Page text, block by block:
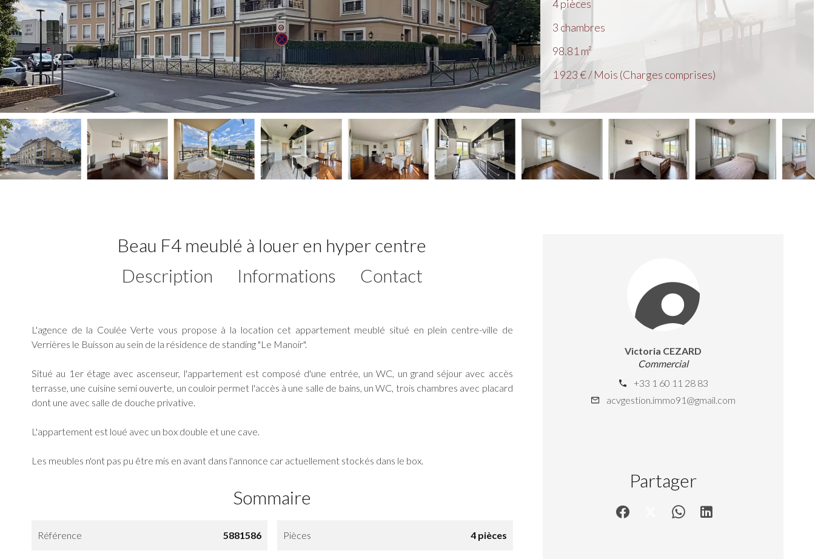
4 pièces
3 chambres
98.81 m²
1 923 € / Mois (Charges comprises)
Beau F4 meublé à louer en hyper centre
Description
Informations Contact
L'agence de la Coulée Verte vous propose à la location cet appartement meublé situé en plein centre-ville de
Verrières le Buisson au sein de la résidence de standing "Le Manoir".
Situé au 1er étage avec ascenseur, l'appartement est composé d'une entrée, un WC, un grand séjour avec accès
terrasse, une cuisine semi ouverte, un couloir permet l'accès à une salle de bains, un WC, trois chambres avec placard
dont une avec salle de douche privative.
L'appartement est loué avec un box double et une cave.
Les meubles n'ont pas pu être mis en avant dans l'annonce car actuellement stockés dans le box.
Sommaire
Référence 5881586 Pièces 4 pièces
Victoria CEZARD
Commercial
+33 1 60 11 28 83
acvgestion.immo91@gmail.com
Partager